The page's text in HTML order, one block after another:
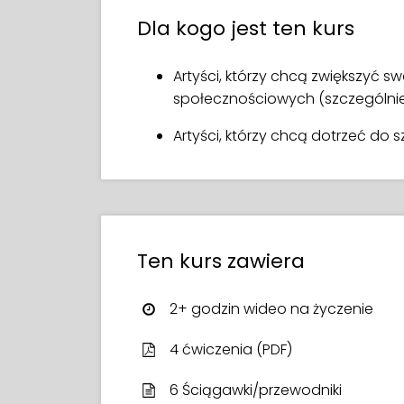
Erika zdobyła ponad 200 tys.
w mediach społecznościowych!
Dla kogo jest ten kurs
Artyści, którzy chcą zwiększyć
społecznościowych
Artyści, którzy chcą dotrzeć do
Ten kurs zawiera
2+ godzin wideo na życzenie
4 ćwiczenia (PDF)
6 Ściągawki/przewodniki